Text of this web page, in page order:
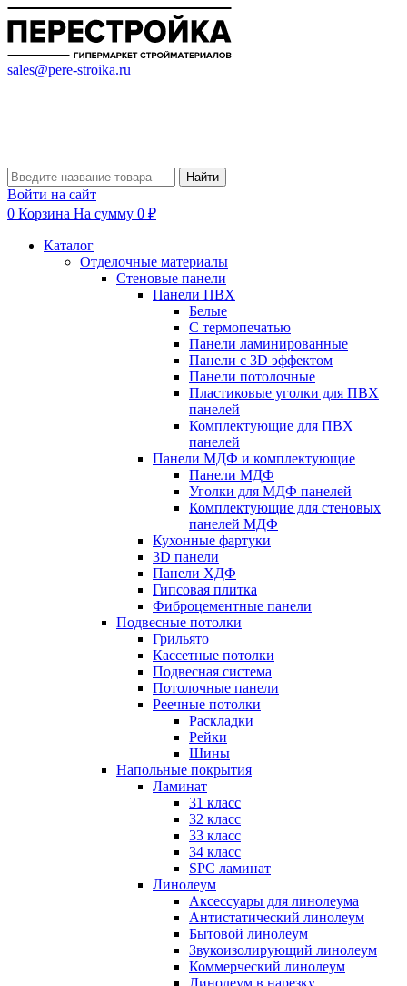
sales@pere-stroika.ru
Найти
Войти на сайт
0 Корзина На сумму 0 ₽
Каталог
Отделочные материалы
Стеновые панели
Панели ПВХ
Белые
С термопечатью
Панели ламинированные
Панели с 3D эффектом
Панели потолочные
Пластиковые уголки для ПВХ
панелей
Комплектующие для ПВХ
панелей
Панели МДФ и комплектующие
Панели МДФ
Уголки для МДФ панелей
Комплектующие для стеновых
панелей МДФ
Кухонные фартуки
3D панели
Панели ХДФ
Гипсовая плитка
Фиброцементные панели
Подвесные потолки
Грильято
Кассетные потолки
Подвесная система
Потолочные панели
Реечные потолки
Раскладки
Рейки
Шины
Напольные покрытия
Ламинат
31 класс
32 класс
33 класс
34 класс
SPC ламинат
Линолеум
Аксессуары для линолеума
Антистатический линолеум
Бытовой линолеум
Звукоизолирующий линолеум
Коммерческий линолеум
Линолеум в нарезку